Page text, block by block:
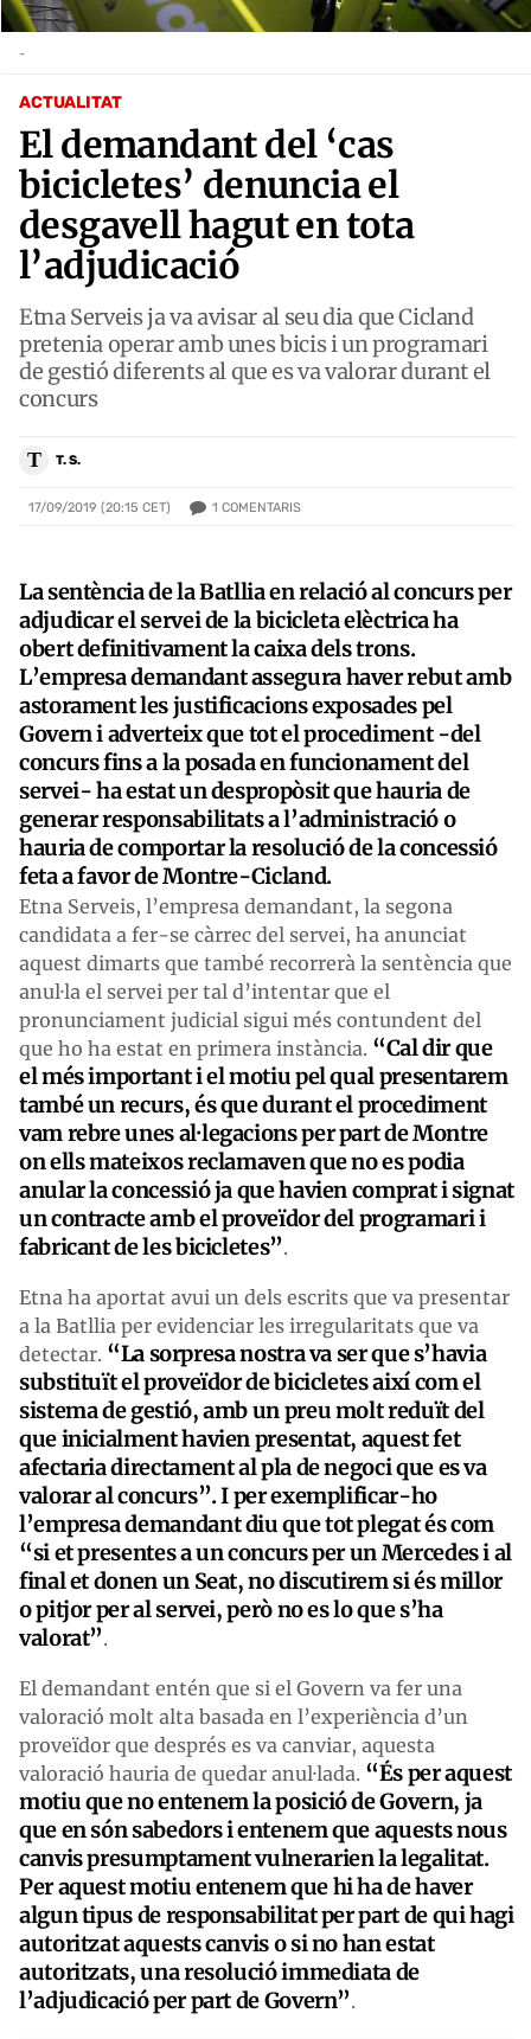
ACTUALITAT
El demandant del ‘cas
bicicletes’ denuncia el
desgavell hagut en tota
l’adjudicació
Etna Serveis ja va avisar al seu dia que Cicland
pretenia operar amb unes bicis i un programari
de gestió diferents al que es va valorar durant el
concurs
T T. S.
17/09/2019 (20:15 CET) 1 COMENTARIS
-
La sentència de la Batllia en relació al concurs per
adjudicar el servei de la bicicleta elèctrica ha
obert definitivament la caixa dels trons.
L’empresa demandant assegura haver rebut amb
astorament les justificacions exposades pel
Govern i adverteix que tot el procediment -del
concurs fins a la posada en funcionament del
servei- ha estat un despropòsit que hauria de
generar responsabilitats a l’administració o
hauria de comportar la resolució de la concessió
feta a favor de Montre-Cicland.
Etna Serveis, l’empresa demandant, la segona
candidata a fer-se càrrec del servei, ha anunciat
aquest dimarts que també recorrerà la sentència que
anul·la el servei per tal d’intentar que el
pronunciament judicial sigui més contundent del
que ho ha estat en primera instància. “Cal dir que
el més important i el motiu pel qual presentarem
també un recurs, és que durant el procediment
vam rebre unes al·legacions per part de Montre
on ells mateixos reclamaven que no es podia
anular la concessió ja que havien comprat i signat
un contracte amb el proveïdor del programari i
fabricant de les bicicletes”.
Etna ha aportat avui un dels escrits que va presentar
a la Batllia per evidenciar les irregularitats que va
detectar. “La sorpresa nostra va ser que s’havia
substituït el proveïdor de bicicletes així com el
sistema de gestió, amb un preu molt reduït del
que inicialment havien presentat, aquest fet
afectaria directament al pla de negoci que es va
valorar al concurs”. I per exemplificar-ho
l’empresa demandant diu que tot plegat és com
“si et presentes a un concurs per un Mercedes i al
final et donen un Seat, no discutirem si és millor
o pitjor per al servei, però no es lo que s’ha
valorat”.
El demandant entén que si el Govern va fer una
valoració molt alta basada en l’experiència d’un
proveïdor que després es va canviar, aquesta
valoració hauria de quedar anul·lada. “És per aquest
motiu que no entenem la posició de Govern, ja
que en són sabedors i entenem que aquests nous
canvis presumptament vulnerarien la legalitat.
Per aquest motiu entenem que hi ha de haver
algun tipus de responsabilitat per part de qui hagi
autoritzat aquests canvis o si no han estat
autoritzats, una resolució immediata de
l’adjudicació per part de Govern”.